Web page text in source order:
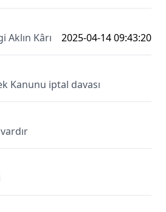
Aklın Kârı 2025-04-14 09:43:20
Kanunu iptal davası